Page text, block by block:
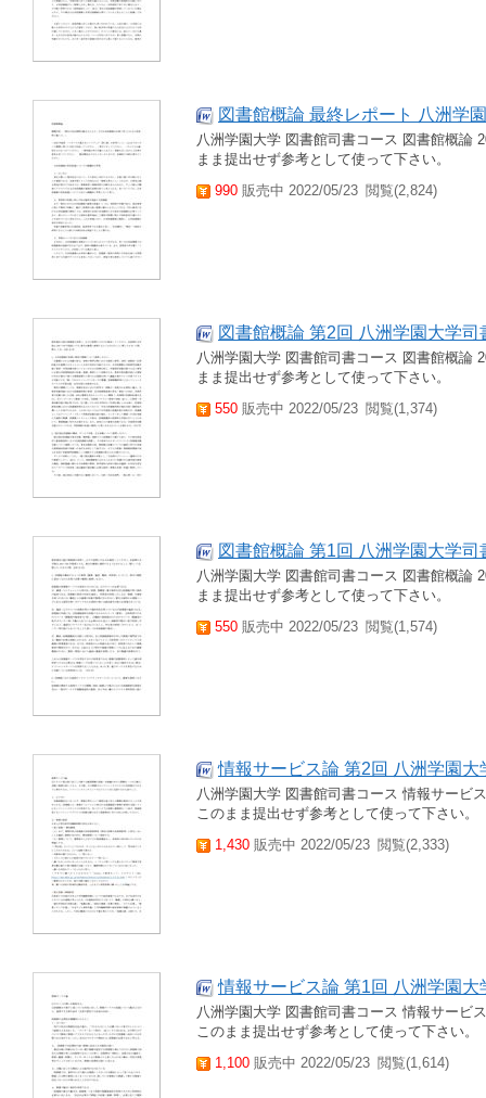
図書館概論 最終レポート 八洲学
八洲学園大学 図書館司書コース 図書館概論
まま提出せず参考として使って下さい。
990 販売中 2022/05/23 閲覧(2,824)
図書館概論 第2回 八洲学園大学
八洲学園大学 図書館司書コース 図書館概論
まま提出せず参考として使って下さい。
550 販売中 2022/05/23 閲覧(1,374)
図書館概論 第1回 八洲学園大学
八洲学園大学 図書館司書コース 図書館概論
まま提出せず参考として使って下さい。
550 販売中 2022/05/23 閲覧(1,574)
情報サービス論 第2回 八洲学園
八洲学園大学 図書館司書コース 情報サービ
このまま提出せず参考として使って下さい。
1,430 販売中 2022/05/23 閲覧(2,333)
情報サービス論 第1回 八洲学園
八洲学園大学 図書館司書コース 情報サービ
このまま提出せず参考として使って下さい。
1,100 販売中 2022/05/23 閲覧(1,614)